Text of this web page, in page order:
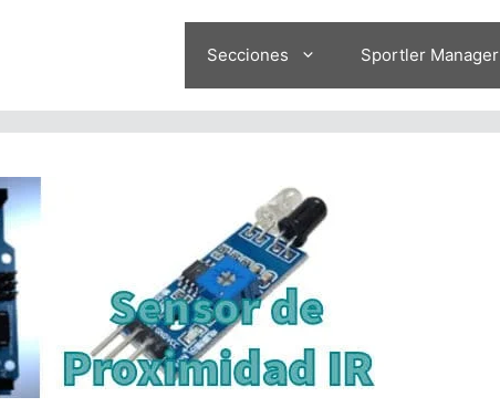
Secciones Sportler Manager